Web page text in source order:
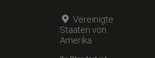
Vereinigte
Staaten von
Amerika